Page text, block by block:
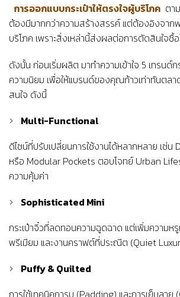
การออกแบบกระเป๋าให้ตรงใจผู้บริโภค ตา
ต้องมีมากกว่าความสร้างสรรค์ แต่ต้องอิงจา
บริโภค เพราะสิ่งเหล่านี้ส่งผลต่อการตัดสินใจซื้
ดังนั้น ก่อนเริ่มผลิต มาทำความเข้าใจ 5 เทรนด์ก
ความนิยม เพื่อให้แบรนด์ของคุณก้าวเท่าทันตลา
สนใจ ดังนี้
Multi-Functional
ดีไซน์ที่ปรับเปลี่ยนการใช้งานได้หลากหลาย เช่
หรือ Modular Pockets ตอบโจทย์ Urban
ความคุ้มค่า
Sophisticated Mini
กระเป๋าจิ๋วที่ลดทอนความฉูดฉาด แต่เพิ่มความห
พรีเมียม และงานคราฟต์ที่ประณีต (Quiet
Puffy & Quilted